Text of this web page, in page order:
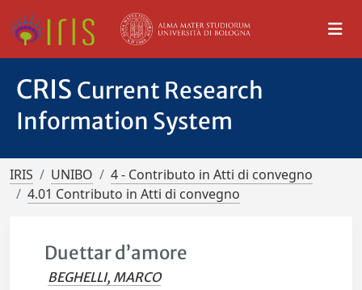
CRIS Current Research
Information System
IRIS UNIBO
4 - Contributo in Atti di convegno
4.01 Contributo in Atti di convegno
Duettar d’amore
BEGHELLI, MARCO